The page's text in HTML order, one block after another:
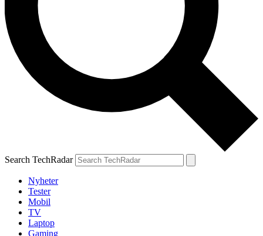
Search TechRadar
Nyheter
Tester
Mobil
TV
Laptop
Gaming